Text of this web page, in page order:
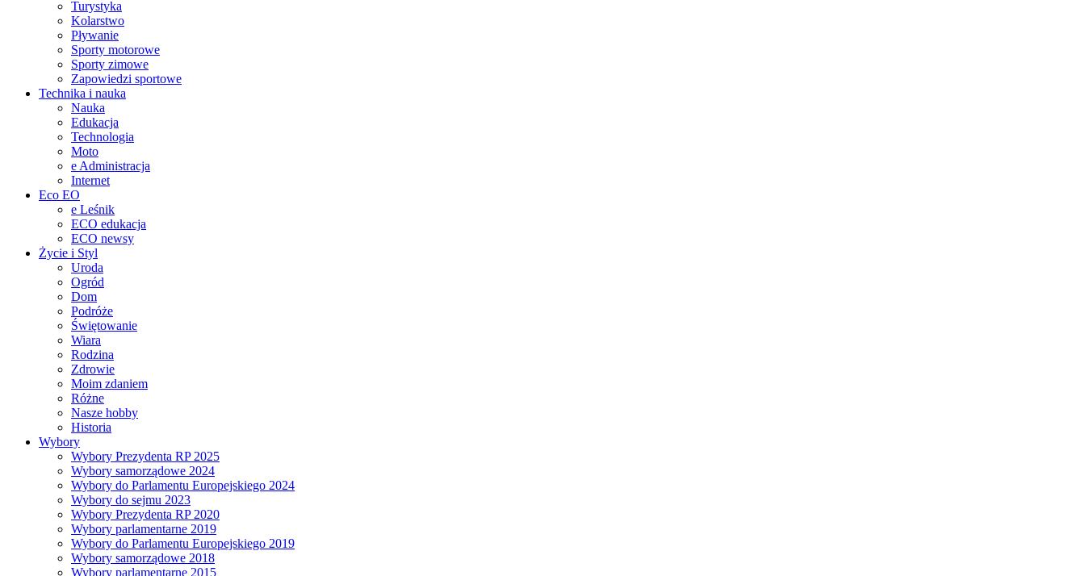
Turystyka
Kolarstwo
Pływanie
Sporty motorowe
Sporty zimowe
Zapowiedzi sportowe
Technika i nauka
Nauka
Edukacja
Technologia
Moto
e Administracja
Internet
Eco EO
e Leśnik
ECO edukacja
ECO newsy
Życie i Styl
Uroda
Ogród
Dom
Podróże
Świętowanie
Wiara
Rodzina
Zdrowie
Moim zdaniem
Różne
Nasze hobby
Historia
Wybory
Wybory Prezydenta RP 2025
Wybory samorządowe 2024
Wybory do Parlamentu Europejskiego 2024
Wybory do sejmu 2023
Wybory Prezydenta RP 2020
Wybory parlamentarne 2019
Wybory do Parlamentu Europejskiego 2019
Wybory samorządowe 2018
Wybory parlamentarne 2015